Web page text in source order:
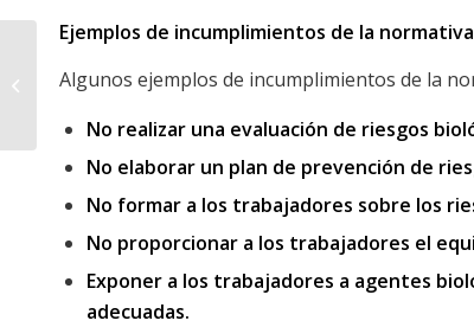
Ejemplos de incumplimientos de la
Algunos ejemplos de incumplimientos de la
No realizar una evaluación de riesgos
No elaborar un plan de prevención de
No formar a los trabajadores sobre los
No proporcionar a los trabajadores el
Exponer a los trabajadores a agentes
adecuadas.
en el trabajo: una